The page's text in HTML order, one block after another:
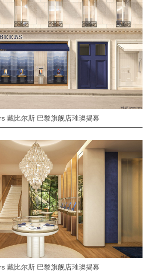
戴比尔斯 巴黎旗舰店璀璨揭幕
戴比尔斯 巴黎旗舰店璀璨揭幕